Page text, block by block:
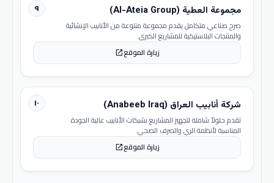
٩ مجموعة العطية (Al-Ateia Group)
صرح صناعي متكامل يقدم مجموعة متنوعة من الأنابيب الإنشائية
والمنتجات البلاستيكية للمشاريع الكبرى.
زيارة الموقعopen_in_new
١٠ شركة أنابيب العراق (Anabeeb Iraq)
تقدم حلولاً شاملة لتجهيز المشاريع بشبكات الأنابيب عالية الجودة
المناسبة لأنظمة الري والصرف الصحي.
زيارة الموقعopen_in_new